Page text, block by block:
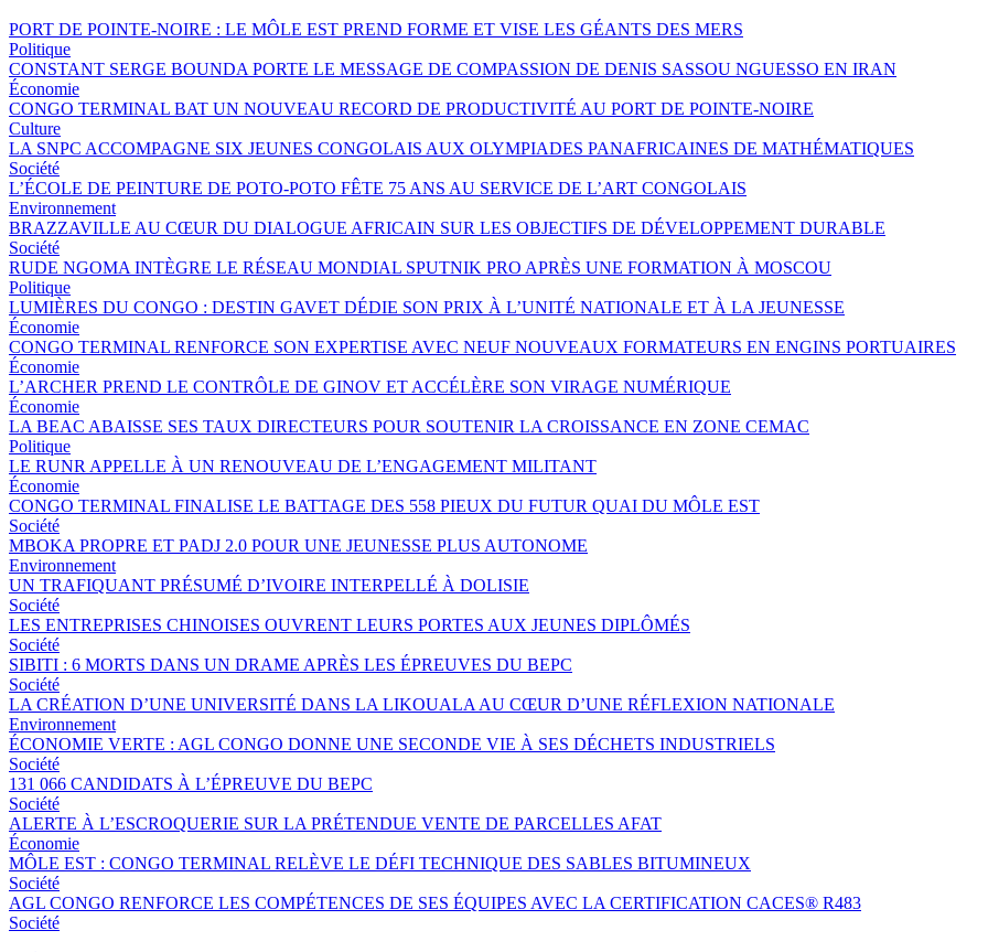
PORT DE POINTE-NOIRE : LE MÔLE EST PREND FORME ET VISE LES GÉANTS DES MERS
Politique
CONSTANT SERGE BOUNDA PORTE LE MESSAGE DE COMPASSION DE DENIS SASSOU NGUESSO EN IRAN
Économie
CONGO TERMINAL BAT UN NOUVEAU RECORD DE PRODUCTIVITÉ AU PORT DE POINTE-NOIRE
Culture
LA SNPC ACCOMPAGNE SIX JEUNES CONGOLAIS AUX OLYMPIADES PANAFRICAINES DE MATHÉMATIQUES
Société
L’ÉCOLE DE PEINTURE DE POTO-POTO FÊTE 75 ANS AU SERVICE DE L’ART CONGOLAIS
Environnement
BRAZZAVILLE AU CŒUR DU DIALOGUE AFRICAIN SUR LES OBJECTIFS DE DÉVELOPPEMENT DURABLE
Société
RUDE NGOMA INTÈGRE LE RÉSEAU MONDIAL SPUTNIK PRO APRÈS UNE FORMATION À MOSCOU
Politique
LUMIÈRES DU CONGO : DESTIN GAVET DÉDIE SON PRIX À L’UNITÉ NATIONALE ET À LA JEUNESSE
Économie
CONGO TERMINAL RENFORCE SON EXPERTISE AVEC NEUF NOUVEAUX FORMATEURS EN ENGINS PORTUAIRES
Économie
L’ARCHER PREND LE CONTRÔLE DE GINOV ET ACCÉLÈRE SON VIRAGE NUMÉRIQUE
Économie
LA BEAC ABAISSE SES TAUX DIRECTEURS POUR SOUTENIR LA CROISSANCE EN ZONE CEMAC
Politique
LE RUNR APPELLE À UN RENOUVEAU DE L’ENGAGEMENT MILITANT
Économie
CONGO TERMINAL FINALISE LE BATTAGE DES 558 PIEUX DU FUTUR QUAI DU MÔLE EST
Société
MBOKA PROPRE ET PADJ 2.0 POUR UNE JEUNESSE PLUS AUTONOME
Environnement
UN TRAFIQUANT PRÉSUMÉ D’IVOIRE INTERPELLÉ À DOLISIE
Société
LES ENTREPRISES CHINOISES OUVRENT LEURS PORTES AUX JEUNES DIPLÔMÉS
Société
SIBITI : 6 MORTS DANS UN DRAME APRÈS LES ÉPREUVES DU BEPC
Société
LA CRÉATION D’UNE UNIVERSITÉ DANS LA LIKOUALA AU CŒUR D’UNE RÉFLEXION NATIONALE
Environnement
ÉCONOMIE VERTE : AGL CONGO DONNE UNE SECONDE VIE À SES DÉCHETS INDUSTRIELS
Société
131 066 CANDIDATS À L’ÉPREUVE DU BEPC
Société
ALERTE À L’ESCROQUERIE SUR LA PRÉTENDUE VENTE DE PARCELLES AFAT
Économie
MÔLE EST : CONGO TERMINAL RELÈVE LE DÉFI TECHNIQUE DES SABLES BITUMINEUX
Société
AGL CONGO RENFORCE LES COMPÉTENCES DE SES ÉQUIPES AVEC LA CERTIFICATION CACES® R483
Société